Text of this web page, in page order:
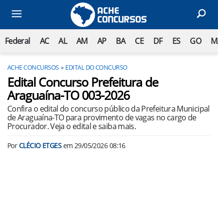
Federal AC AL AM AP BA CE DF ES GO
ACHE CONCURSOS EDITAL DO CONCURSO
Edital Concurso Prefeitura de
Araguaína-TO 003-2026
Confira o edital do concurso público da Prefeitura Municipal
de Araguaína-TO para provimento de vagas no cargo de
Procurador. Veja o edital e saiba mais.
PorCLÉCIO ETGESem 29/05/2026 08:16